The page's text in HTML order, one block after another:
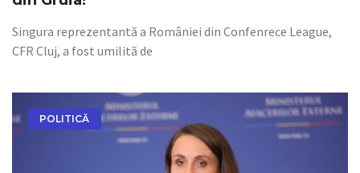
Singura reprezentantă a României din Confenrece League,
CFR Cluj, a fost umilită de
POLITICĂ